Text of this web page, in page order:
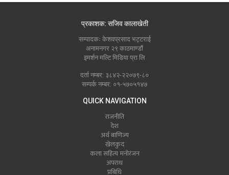
प्रकाशक: सजिव कालाखेती
सम्पादकः केशवप्रसाद भट्टराई
अनामनगर २९ काठमाण्डौं
इमर्शन मल्टि मिडिया प्रा लि
दर्ता नम्बर: ३८४२-२२०७९-८०
सम्पर्क नम्बर: ०१-५७०५१४७
QUICK NAVIGATION
राजनीति
देश
अर्थ बाणिज्य
खेलकुद
कला सहित्य मनोरंजन
अपराध
प्रबिधि